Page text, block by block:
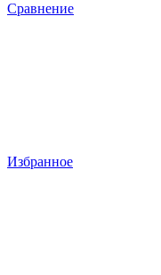
Сравнение
Избранное